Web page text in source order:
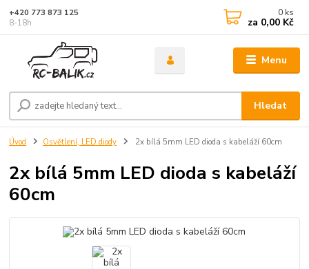
Menu
Hledat
+420 773 873 125
8-18h
0 ks
za 0,00 Kč
Úvod Osvětlení, LED diody 2x bílá 5mm LED dioda s kabeláží 60cm
2x bílá 5mm LED dioda s kabeláží
60cm